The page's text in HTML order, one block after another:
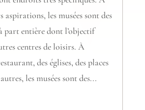
aspirations, les musées sont des
part entière dont l’objectif
centres de loisirs. À
des églises, des places
les musées sont des...